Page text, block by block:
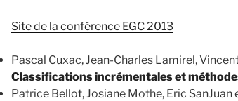
Site de la conférence EGC 2013
Pascal Cuxac, Jean-Charles Lamirel,
Classifications incrémentales et
Patrice Bellot, Josiane Mothe, Eric